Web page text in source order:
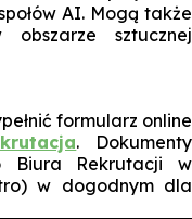
AI. Mogą także
obszarze sztucznej
formularz online
. Dokumenty
Biura Rekrutacji w
w dogodnym dla